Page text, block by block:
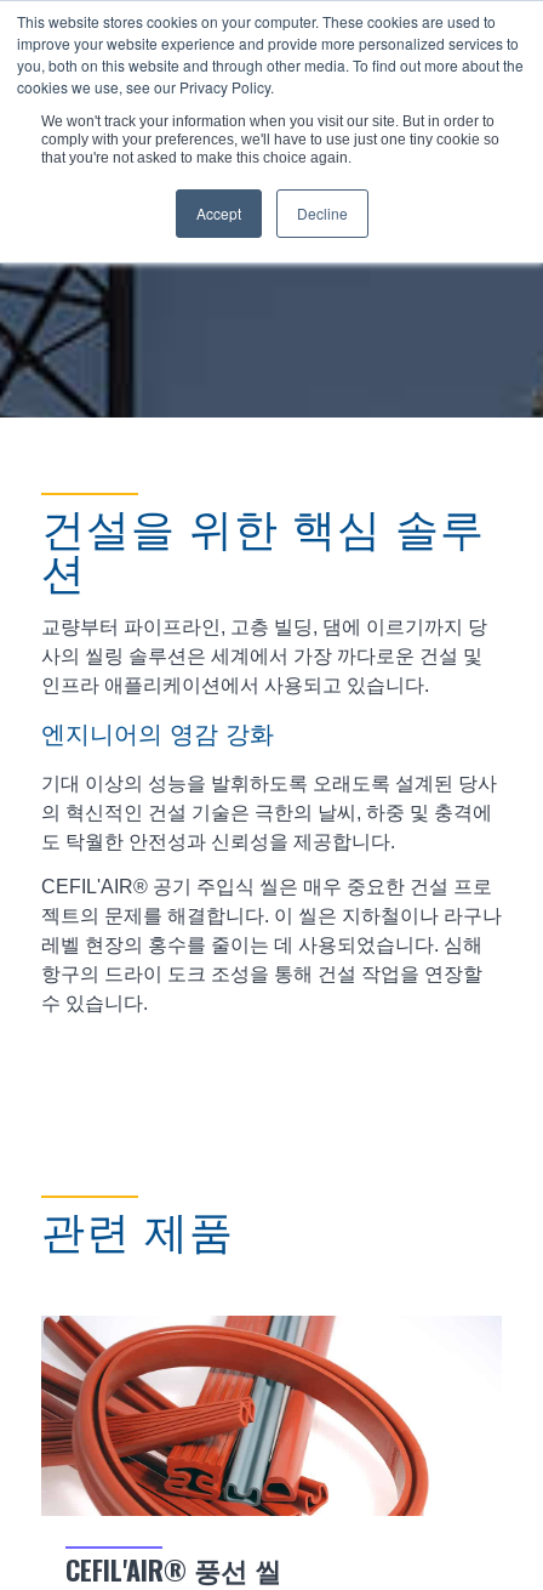
This website stores cookies on your computer. These cookies are used to
improve your website experience and provide more personalized services to
you, both on this website and through other media. To find out more about the
cookies we use, see our Privacy Policy.
We won't track your information when you visit our site. But in order to
comply with your preferences, we'll have to use just one tiny cookie so
that you're not asked to make this choice again.
Accept Decline
현재 위치: 홈 / 시장 및 응용분야 / 건설
건설을 위한 핵심 솔루
션
교량부터 파이프라인, 고층 빌딩, 댐에 이르기까지 당
사의 씰링 솔루션은 세계에서 가장 까다로운 건설 및
인프라 애플리케이션에서 사용되고 있습니다.
엔지니어의 영감 강화
기대 이상의 성능을 발휘하도록 오래도록 설계된 당사
의 혁신적인 건설 기술은 극한의 날씨, 하중 및 충격에
도 탁월한 안전성과 신뢰성을 제공합니다.
CEFIL'AIR® 공기 주입식 씰은 매우 중요한 건설 프로
젝트의 문제를 해결합니다. 이 씰은 지하철이나 라구나
레벨 현장의 홍수를 줄이는 데 사용되었습니다. 심해
항구의 드라이 도크 조성을 통해 건설 작업을 연장할
수 있습니다.
관련 제품
CEFIL'AIR® 풍선 씰